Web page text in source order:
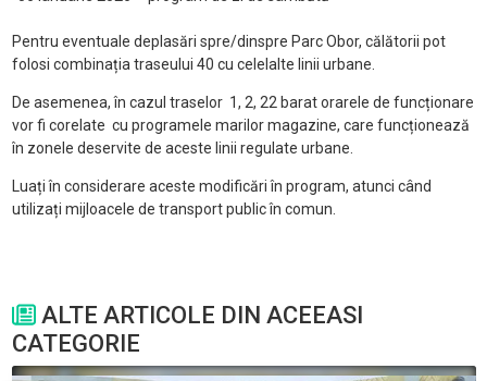
Pentru eventuale deplasări spre/dinspre Parc Obor, călătorii pot
folosi combinația traseului 40 cu celelalte linii urbane.
De asemenea, în cazul traselor 1, 2, 22 barat orarele de funcționare
vor fi corelate cu programele marilor magazine, care funcționează
în zonele deservite de aceste linii regulate urbane.
Luați în considerare aceste modificări în program, atunci când
utilizați mijloacele de transport public în comun.
ALTE ARTICOLE DIN ACEEASI
CATEGORIE